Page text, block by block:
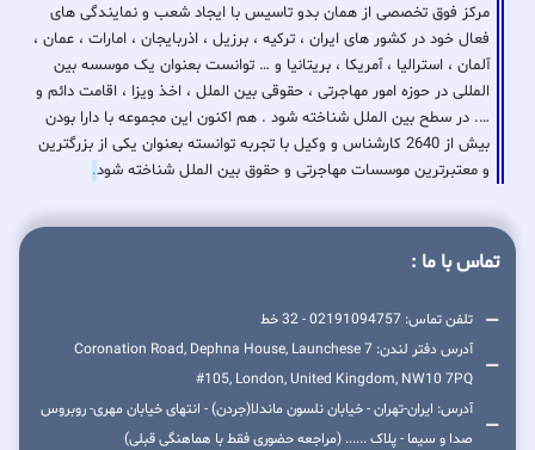
مرکز فوق تخصصی از همان بدو تاسیس با ایجاد شعب و نمایندگی های
فعال خود در کشور های ایران ، ترکیه ، برزیل ، اذربایجان ، امارات ، عمان ،
آلمان ، استرالیا ، آمریکا ، بریتانیا و … توانست بعنوان یک موسسه بین
المللی در حوزه امور مهاجرتی ، حقوقی بین الملل ، اخذ ویزا ، اقامت دائم و
…. در سطح بین الملل شناخته شود . هم اکنون این مجموعه با دارا بودن
بیش از 2640 کارشناس و وکیل با تجربه توانسته بعنوان یکی از بزرگترین
و معتبرترین موسسات مهاجرتی و حقوق بین الملل شناخته شود.
تماس با ما :
تلفن تماس: 02191094757 - 32 خط
آدرس دفتر لندن: 7 Coronation Road, Dephna House, Launchese
#105, London, United Kingdom, NW10 7PQ
آدرس: ایران-تهران - خیابان نلسون ماندلا(جردن) - انتهای خیابان مهری- روبروس
صدا و سیما - پلاک ...... (مراجعه حضوری فقط با هماهنگی قبلی)